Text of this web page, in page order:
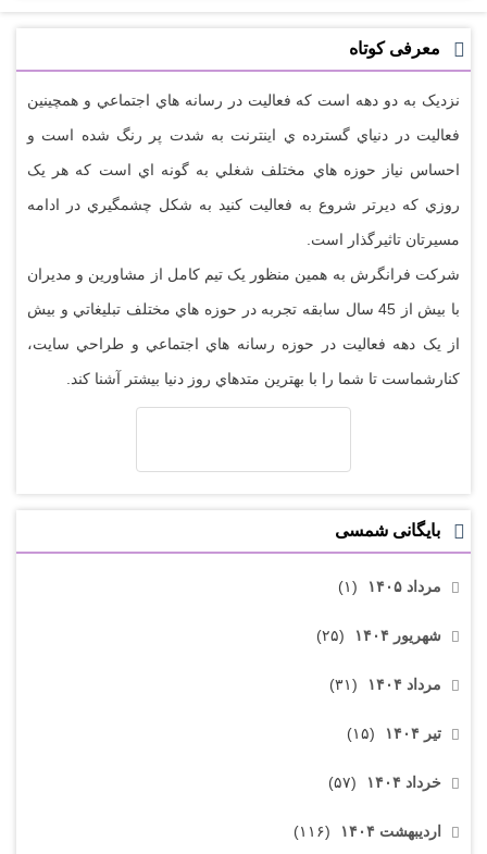
معرفی کوتاه
نزديک به دو دهه است که فعاليت در رسانه هاي اجتماعي و همچينين
فعاليت در دنياي گسترده ي اينترنت به شدت پر رنگ شده است و
احساس نياز حوزه هاي مختلف شغلي به گونه اي است که هر يک
روزي که ديرتر شروع به فعاليت کنيد به شکل چشمگيري در ادامه
مسيرتان تاثيرگذار است.
شرکت فرانگرش به همين منظور يک تيم کامل از مشاورين و مديران
با بيش از 45 سال سابقه تجربه در حوزه هاي مختلف تبليغاتي و بيش
از يک دهه فعاليت در حوزه رسانه هاي اجتماعي و طراحي سايت،
کنارشماست تا شما را با بهترين متدهاي روز دنيا بيشتر آشنا کند.
بایگانی شمسی
مرداد ۱۴۰۵ (۱)
شهریور ۱۴۰۴ (۲۵)
مرداد ۱۴۰۴ (۳۱)
تیر ۱۴۰۴ (۱۵)
خرداد ۱۴۰۴ (۵۷)
اردیبهشت ۱۴۰۴ (۱۱۶)